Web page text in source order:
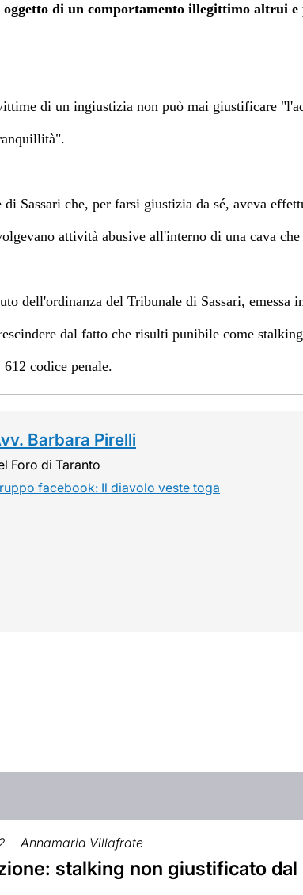
oggetto di un comportamento illegittimo altrui
di un ingiustizia non può mai giustificare "
Sassari che, per farsi giustizia da sé, aveva
attività abusive all'interno di una cava
dell'ordinanza del Tribunale di Sassari, emessa
dal fatto che risulti punibile come
codice penale.
Barbara Pirelli
Foro di Taranto
facebook: Il diavolo veste toga
Annamaria Villafrate
stalking non giustificato